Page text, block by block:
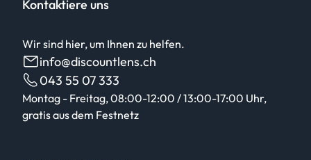
Kontaktiere uns
Wir sind hier, um Ihnen zu helfen.
info@discountlens.ch
043 55 07 333
Montag - Freitag, 08:00-12:00 / 13:00-17:00 Uhr,
gratis aus dem Festnetz